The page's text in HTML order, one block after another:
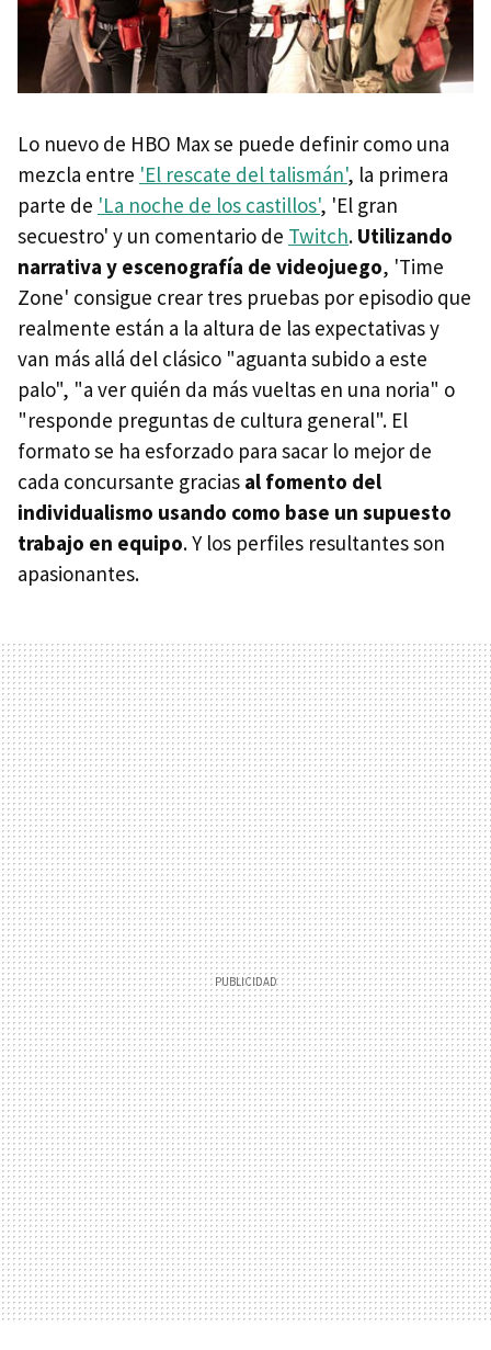
Lo nuevo de HBO Max se puede definir como una
mezcla entre 'El rescate del talismán', la primera
parte de 'La noche de los castillos', 'El gran
secuestro' y un comentario de Twitch. Utilizando
narrativa y escenografía de videojuego, 'Time
Zone' consigue crear tres pruebas por episodio que
realmente están a la altura de las expectativas y
van más allá del clásico "aguanta subido a este
palo", "a ver quién da más vueltas en una noria" o
"responde preguntas de cultura general". El
formato se ha esforzado para sacar lo mejor de
cada concursante gracias al fomento del
individualismo usando como base un supuesto
trabajo en equipo. Y los perfiles resultantes son
apasionantes.